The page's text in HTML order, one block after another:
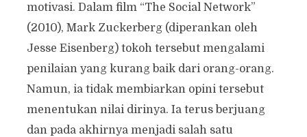
motivasi. Dalam film “The Social Network”
(2010), Mark Zuckerberg (diperankan oleh
Jesse Eisenberg) tokoh tersebut mengalami
penilaian yang kurang baik dari orang-orang.
Namun, ia tidak membiarkan opini tersebut
menentukan nilai dirinya. Ia terus berjuang
dan pada akhirnya menjadi salah satu